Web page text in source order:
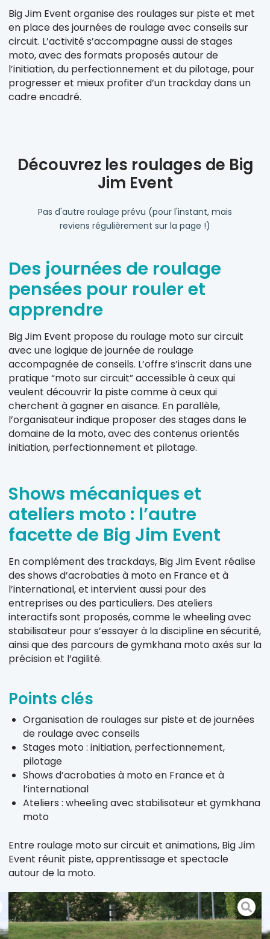
Big Jim Event organise des roulages sur piste et met
en place des journées de roulage avec conseils sur
circuit. L’activité s’accompagne aussi de stages
moto, avec des formats proposés autour de
l’initiation, du perfectionnement et du pilotage, pour
progresser et mieux profiter d’un trackday dans un
cadre encadré.
Découvrez les roulages de Big
Jim Event
Pas d'autre roulage prévu (pour l'instant, mais
reviens régulièrement sur la page !)
Des journées de roulage
pensées pour rouler et
apprendre
Big Jim Event propose du roulage moto sur circuit
avec une logique de journée de roulage
accompagnée de conseils. L’offre s’inscrit dans une
pratique “moto sur circuit” accessible à ceux qui
veulent découvrir la piste comme à ceux qui
cherchent à gagner en aisance. En parallèle,
l’organisateur indique proposer des stages dans le
domaine de la moto, avec des contenus orientés
initiation, perfectionnement et pilotage.
Shows mécaniques et
ateliers moto : l’autre
facette de Big Jim Event
En complément des trackdays, Big Jim Event réalise
des shows d’acrobaties à moto en France et à
l’international, et intervient aussi pour des
entreprises ou des particuliers. Des ateliers
interactifs sont proposés, comme le wheeling avec
stabilisateur pour s’essayer à la discipline en sécurité,
ainsi que des parcours de gymkhana moto axés sur la
précision et l’agilité.
Points clés
Organisation de roulages sur piste et de journées
de roulage avec conseils
Stages moto : initiation, perfectionnement,
pilotage
Shows d’acrobaties à moto en France et à
l’international
Ateliers : wheeling avec stabilisateur et gymkhana
moto
Entre roulage moto sur circuit et animations, Big Jim
Event réunit piste, apprentissage et spectacle
autour de la moto.